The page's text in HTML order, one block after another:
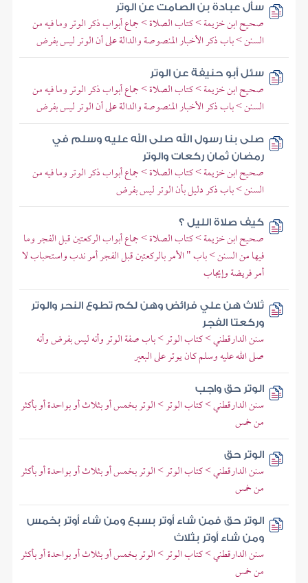
سأل عبادة بن الصامت عن الوتر
صحيح ابن خزيمة > كتاب الصلاة > جماع أبواب ذكر الوتر وما فيه من
السنن > باب ذكر الأخبار المنصوصة والدالة على أن الوتر ليس بفرض
سئل أبو حنيفة عن الوتر
صحيح ابن خزيمة > كتاب الصلاة > جماع أبواب ذكر الوتر وما فيه من
السنن > باب ذكر الأخبار المنصوصة والدالة على أن الوتر ليس بفرض
صلى بنا رسول الله صلى الله عليه وسلم في
رمضان ثمان ركعات والوتر
صحيح ابن خزيمة > كتاب الصلاة > جماع أبواب ذكر الوتر وما فيه من
السنن > باب ذكر دليل بأن الوتر ليس بفرض
كيف صلاة الليل ؟
صحيح ابن خزيمة > كتاب الصلاة > جماع أبواب الركعتين قبل الفجر وما
فيها من السنن > باب " الأمر بالركعتين قبل الفجر أمر ندب واستحباب لا
أمر فريضة وإيجاب
ثلاث هن علي فرائض وهن لكم تطوع النحر والوتر
وركعتا الفجر
سنن الدارقطني > كتاب الوتر > باب صفة الوتر وأنه ليس بفرض وأنه
صلى الله عليه وسلم كان يوتر على البعير
الوتر حق واجب
سنن الدارقطني > كتاب الوتر > الوتر بخمس أو بثلاث أو بواحدة أو بأكثر
من خمس
الوتر حق
سنن الدارقطني > كتاب الوتر > الوتر بخمس أو بثلاث أو بواحدة أو بأكثر
من خمس
الوتر حق فمن شاء أوتر بسبع ومن شاء أوتر بخمس
ومن شاء أوتر بثلاث
سنن الدارقطني > كتاب الوتر > الوتر بخمس أو بثلاث أو بواحدة أو بأكثر
من خمس